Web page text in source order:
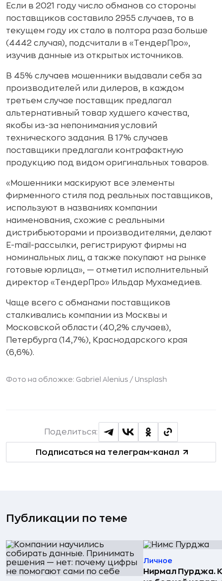
Если в 2021 году число обманов со стороны
поставщиков составило 2955 случаев, то в
текущем году их стало в полтора раза больше
(4442 случая), подсчитали в «ТендерПро»,
изучив данные из открытых источников.
В 45% случаев мошенники выдавали себя за
производителей или дилеров, в каждом
третьем случае поставщик предлагал
альтернативный товар худшего качества,
якобы из-за непонимания условий
технического задания. В 17% случаев
поставщики предлагали контрафактную
продукцию под видом оригинальных товаров.
«Мошенники маскируют все элементы
фирменного стиля под реальных поставщиков,
используют в названиях компании
наименования, схожие с реальными
дистрибьюторами и производителями, делают
E-mail-рассылки, регистрируют фирмы на
номинальных лиц, а также покупают на рынке
готовые юрлица», — отметил исполнительный
директор «ТендерПро» Ильдар Мухамедиев.
Чаще всего с обманами поставщиков
сталкивались компании из Москвы и
Московской области (40,2% случаев),
Петербурга (14,7%), Краснодарского края
(6,6%).
Фото на обложке: Gabriel Alenius / Unsplash
Подписаться на телеграм-канал
Поделиться:
Публикации по теме
Личное
Нирмал Пурджа.